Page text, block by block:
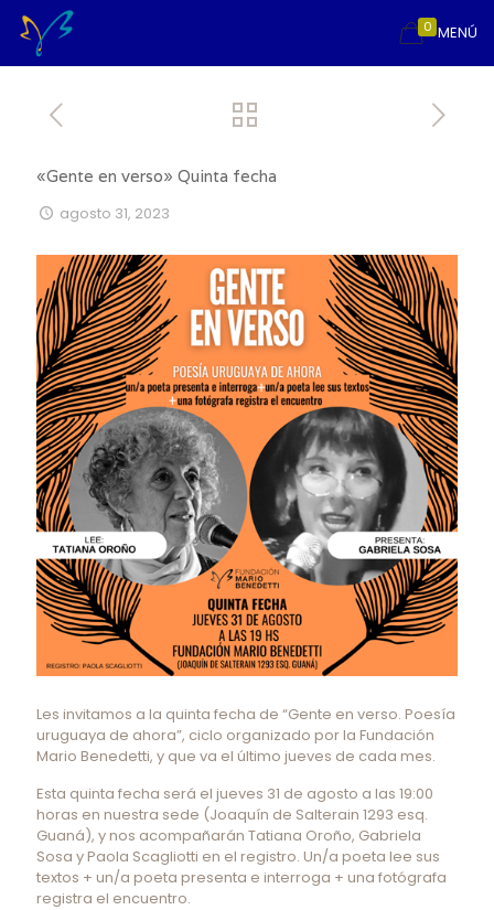
MENÚ
0
«Gente en verso» Quinta fecha
agosto 31, 2023
Les invitamos a la quinta fecha de “Gente en verso. Poesía
uruguaya de ahora”, ciclo organizado por la Fundación
Mario Benedetti, y que va el último jueves de cada mes.
Esta quinta fecha será el jueves 31 de agosto a las 19:00
horas en nuestra sede (Joaquín de Salterain 1293 esq.
Guaná), y nos acompañarán Tatiana Oroño, Gabriela
Sosa y Paola Scagliotti en el registro. Un/a poeta lee sus
textos + un/a poeta presenta e interroga + una fotógrafa
registra el encuentro.